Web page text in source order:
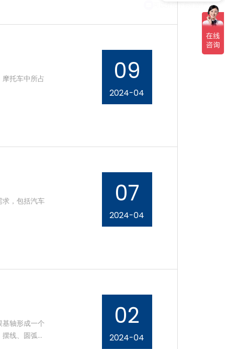
托车中所占
09
2024-04
，包括汽车
07
2024-04
轴形成一个
线、圆弧面
02
2024-04